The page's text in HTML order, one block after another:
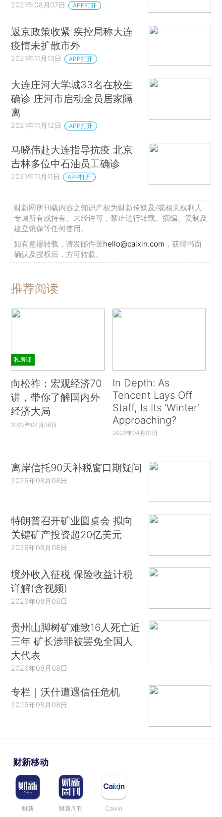
2021年08月07日 APP打开
返京政策收紧 疾控局称大连
疫情未扩散市外
2021年11月13日 APP打开
大连庄河大学城33名在校生
确诊 庄河市启动全员居家隔
离
2021年11月12日 APP打开
马晓伟赴大连指导抗疫 北京
吉林多位中石油员工确诊
2021年11月11日 APP打开
财新网所刊载内容之知识产权为财新传媒及/或相关权利人
专属所有或持有。未经许可，禁止进行转载、摘编、复制及
建立镜像等任何使用。
如有意愿转载，请发邮件至hello@caixin.com ，获得书面
确认及授权后，方可转载。
推荐阅读
私房课
向松祚：宏观经济70
讲，带你了解国内外
经济大局
2022年04月06日
In Depth: As
Tencent Lays Off
Staff, Is Its ‘Winter’
Approaching?
2022年04月01日
离岸信托90天补税窗口期疑问
2026年08月08日
特朗普召开矿业圆桌会 拟向
关键矿产投资超20亿美元
2026年08月08日
境外收入征税 保险收益计税
详解(含视频)
2026年08月08日
贵州山脚树矿难致16人死亡近
三年 矿长涉罪被罢免全国人
大代表
2026年08月08日
专栏｜沃什遭遇信任危机
2026年08月08日
财新移动
财新 财新周刊 Caixin